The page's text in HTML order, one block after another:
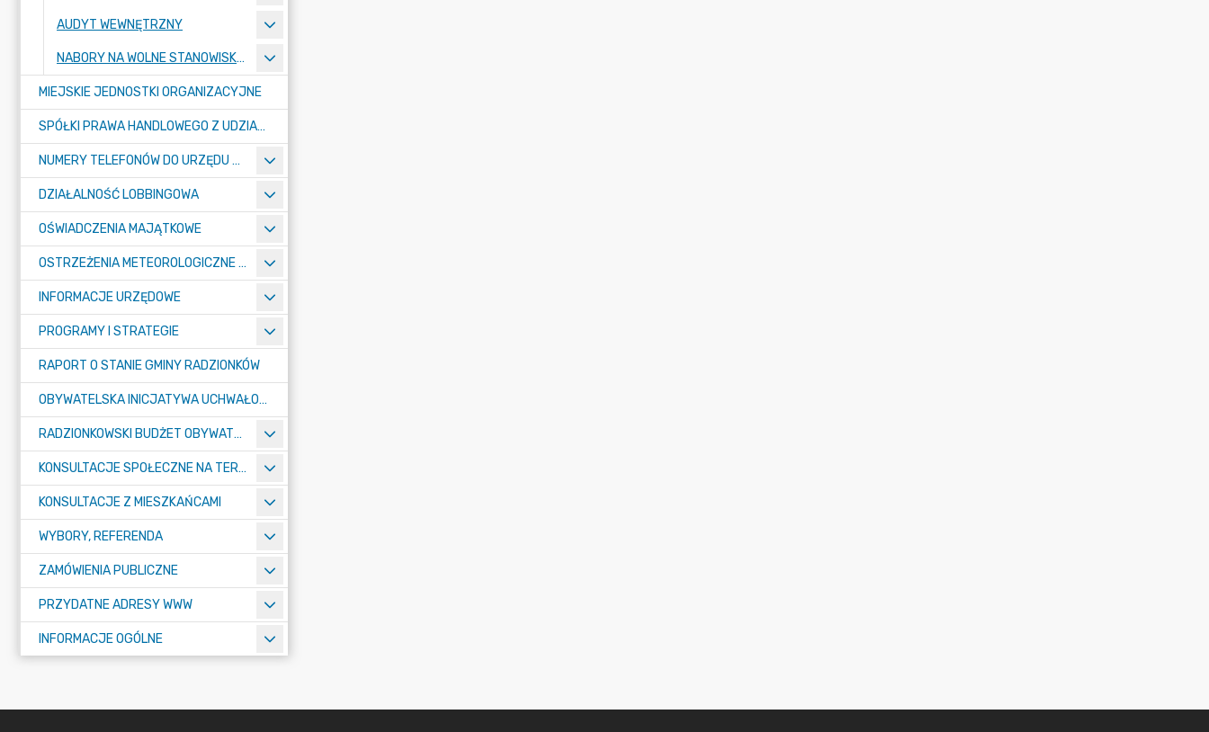
AUDYT WEWNĘTRZNY
NABORY NA WOLNE STANOWISKA PRACY
MIEJSKIE JEDNOSTKI ORGANIZACYJNE
SPÓŁKI PRAWA HANDLOWEGO Z UDZIAŁEM GMINY
NUMERY TELEFONÓW DO URZĘDU MIASTA, MIEJSKICH JEDNOSTEK ORGANIZACYJNYCH ORAZ SPÓŁEK PRAWA HANDLOWEGO Z UDZIAŁEM GMINY
DZIAŁALNOŚĆ LOBBINGOWA
OŚWIADCZENIA MAJĄTKOWE
OSTRZEŻENIA METEOROLOGICZNE O ZŁYM STANIE POWIETRZA I INNE
INFORMACJE URZĘDOWE
PROGRAMY I STRATEGIE
RAPORT O STANIE GMINY RADZIONKÓW
OBYWATELSKA INICJATYWA UCHWAŁODAWCZA
RADZIONKOWSKI BUDŻET OBYWATELSKI
KONSULTACJE SPOŁECZNE NA TERENIE MIASTA RADZIONKÓW
KONSULTACJE Z MIESZKAŃCAMI
WYBORY, REFERENDA
ZAMÓWIENIA PUBLICZNE
PRZYDATNE ADRESY WWW
INFORMACJE OGÓLNE